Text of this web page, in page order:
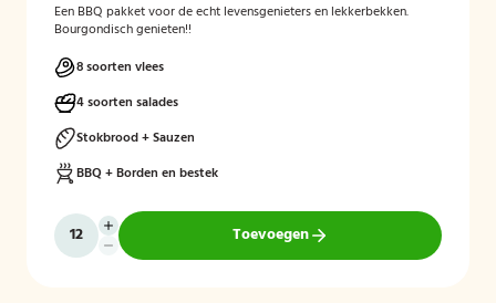
Een BBQ pakket voor de echt levensgenieters en lekkerbekken.
Bourgondisch genieten!!
8 soorten vlees
4 soorten salades
Stokbrood + Sauzen
BBQ + Borden en bestek
Toevoegen